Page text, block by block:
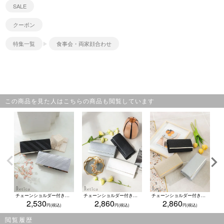
SALE
クーポン
特集一覧 食事会・両家顔合わせ
この商品を見た人はこちらの商品も閲覧しています
チェーンショルダー付きプリーツメタル2Wayバッグ (シルバー/ブラック)
2,530
チェーンショルダー付きラメ入り型押しデザインクラッチ2Wayバッグ(ホワイト/シルバー/ブラック)
2,860
チェーンショルダー付きラメメタル2Wayバッグ(シルバー/ゴールド/ブラック)
2,860
閲覧履歴